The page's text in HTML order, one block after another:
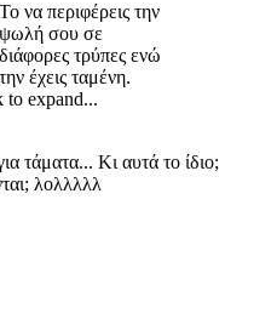
Το να περιφέρεις την
ψωλή σου σε
διάφορες τρύπες ενώ
την έχεις ταμένη.​
to expand...
τάματα... Κι αυτά το ίδιο;
λολλλλλ